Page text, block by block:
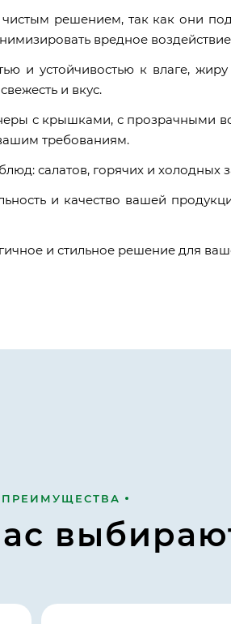
решением, так как они
вредное
и устойчивостью к влаге,
и вкус.
с крышками, с прозрачными
требованиям.
салатов, горячих и холодных
и качество вашей
и стильное решение для